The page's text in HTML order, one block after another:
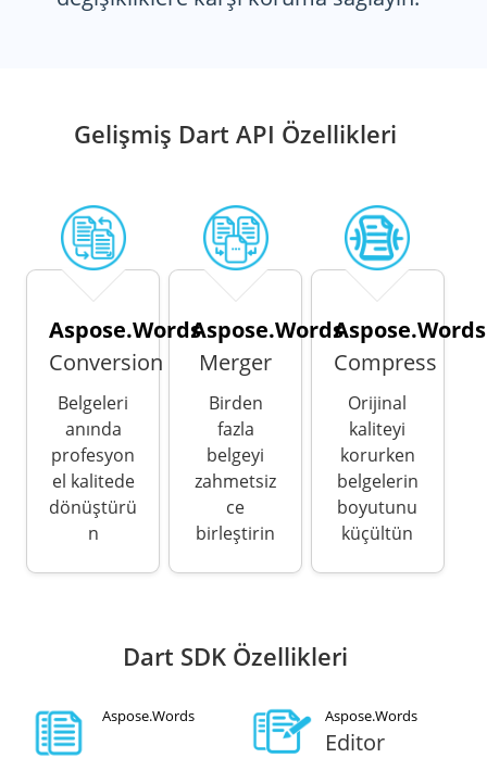
Gelişmiş Dart API Özellikleri
Aspose.Words
Conversion
Belgeleri
anında
profesyon
el kalitede
dönüştürü
n
Aspose.Words
Merger
Birden
fazla
belgeyi
zahmetsiz
ce
birleştirin
Aspose.Words
Compress
Orijinal
kaliteyi
korurken
belgelerin
boyutunu
küçültün
Dart SDK Özellikleri
Aspose.Words Aspose.Words
Editor